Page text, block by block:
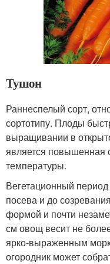
Тушон
Раннеспелый сорт,
сортотипу. Плоды
выращивании в
является повышенная
температуры.
Вегетационный
посева и до
формой и почти
см овощ весит не
ярко-выраженным
огородник может